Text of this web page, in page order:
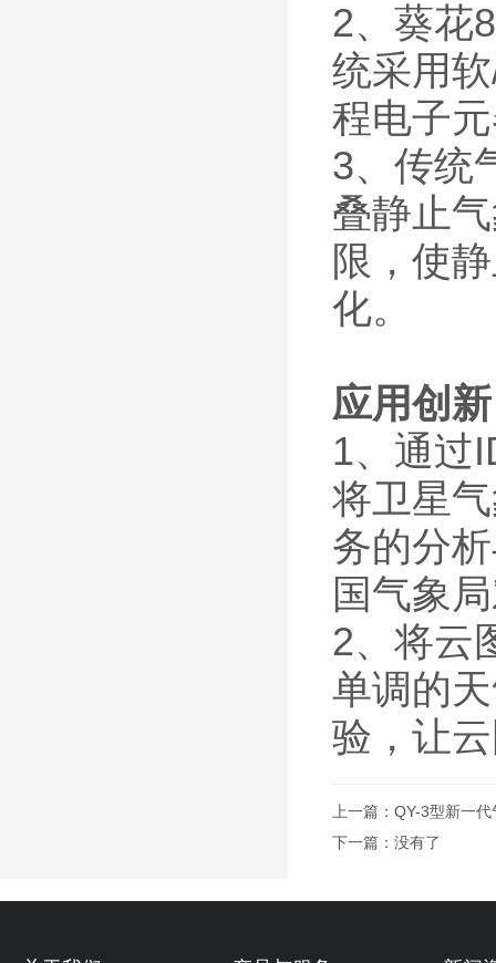
2、葵花
统采用
程电子
3、传统
叠静止
限，使
化。
应用创
1、通过
将卫星
务的分
国气象
2、将云
单调的
验，让
上一篇： QY-3型新一
下一篇：没有了